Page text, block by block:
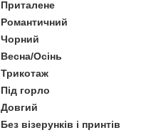
Приталене
Романтичний
Чорний
Весна/Осінь
Трикотаж
Під горло
Довгий
Без візерунків і принтів